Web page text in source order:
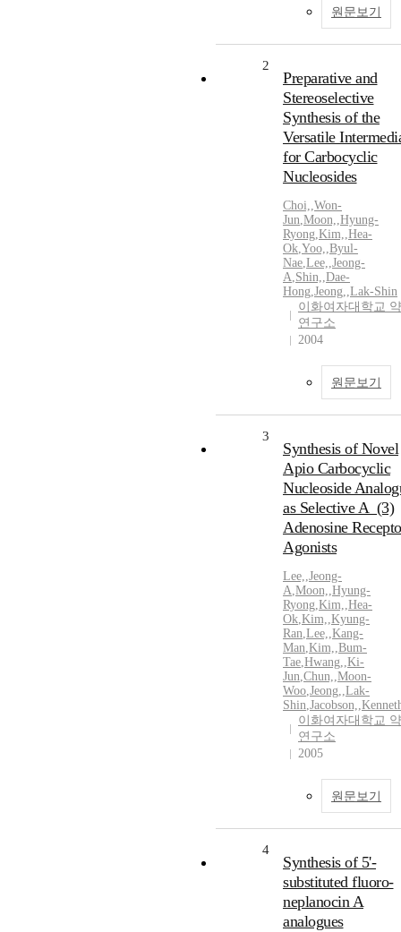
원문보기
2
Preparative and
Stereoselective
Synthesis of the
Versatile
for Carbocyclic
Nucleosides
Choi,,Won-
Jun,Moon,,Hyung-
Ryong,Kim,,Hea-
Ok,Yoo,,Byul-
Nae,Lee,,Jeong-
A,Shin,,Dae-
Hong,Jeong,,Lak-Shin
이화여자대학교
연구소
2004
원문보기
3
Synthesis of Novel
Apio Carbocyclic
Nucleoside
as Selective A_(3)
Adenosine
Agonists
Lee,,Jeong-
A,Moon,,Hyung-
Ryong,Kim,,Hea-
Ok,Kim,,Kyung-
Ran,Lee,,Kang-
Man,Kim,,Bum-
Tae,Hwang,,Ki-
Jun,Chun,,Moon-
Woo,Jeong,,Lak-
Shin,Jacobson,,
이화여자대학교
연구소
2005
원문보기
4
Synthesis of 5'-
substituted fluoro-
neplanocin A
analogues